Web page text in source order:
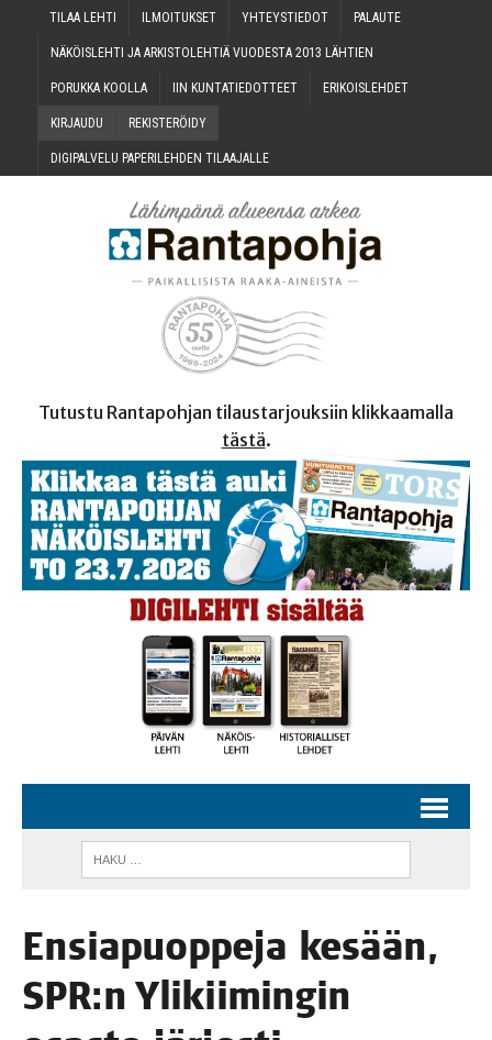
TILAA LEH­TI ILMOI­TUK­SET YHTEYS­TIE­DOT PALAU­TE
NÄKÖIS­LEH­TI JA ARKIS­TO­LEH­TIÄ VUO­DES­TA 2013 LÄHTIEN
PORUK­KA KOOLLA IIN KUN­TA­TIE­DOT­TEET ERI­KOIS­LEH­DET
KIR­JAU­DU REKIS­TE­RÖI­DY
DIGI­PAL­VE­LU PAPE­RI­LEH­DEN TILAAJALLE
Tutustu Rantapohjan tilaustarjouksiin klikkaamalla
tästä.
Ensia­puop­pe­ja kesään,
SPR:n Yli­kii­min­gin